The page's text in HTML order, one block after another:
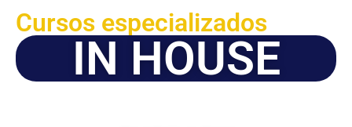
Cursos especializados
IN HOUSE